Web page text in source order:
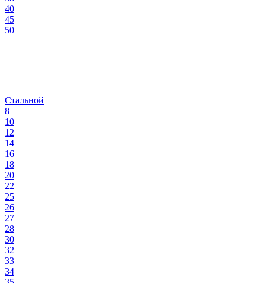
40
45
50
Стальной
8
10
12
14
16
18
20
22
25
26
27
28
30
32
33
34